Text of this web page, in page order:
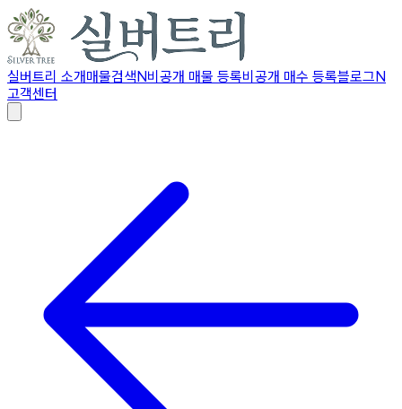
실버트리 소개매물검색N비공개 매물 등록비공개 매수 등록블로그N
고객센터